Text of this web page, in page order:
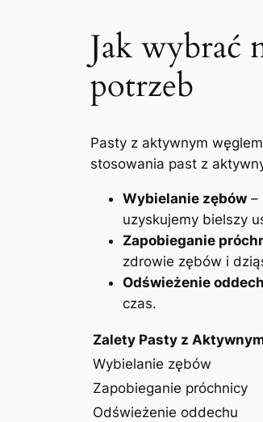
Jak wybrać
potrzeb
Pasty ‍z aktywnym
stosowania past z
Wybielanie​ zębów –
uzyskujemy bielszy
Zapobieganie
zdrowie zębów i
Odświeżenie
czas.
Zalety Pasty z
Wybielanie zębów
Zapobieganie próchnicy
Odświeżenie oddechu